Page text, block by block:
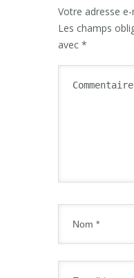
Votre adresse
Les champs
avec *